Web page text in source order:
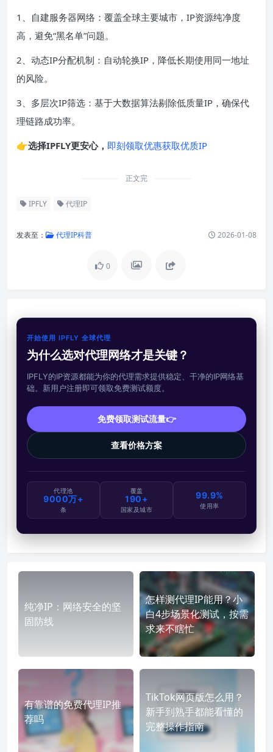
1、自建服务器网络：覆盖全球主要城市，IP资源纯净度
高，避免“黑名单”问题。
2、动态IP分配机制：自动轮换IP，降低长期使用同一地址
的风险。
3、多层次IP筛选：基于大数据算法剔除低质量IP，确保代
理链路成功率。
👉选择IPFLY更安心， 即刻领取优惠获取优质IP
正文完
IPFLY 代理IP
发表至： 代理IP科普 2026-01-08
0
开始使用 IPFLY 全球代理
为什么选对代理网络才是关键？
IPFLY的IP资源都能为你的代理需求提供稳定、干净的IP网络基
础。新用户注册即可领取免费测试额度。
免费领取测试流量👉
查看价格方案
代理池
9000万+
条
覆盖
190+
国家及城市
99.9%
使用率
纯净IP：网络安全的坚
固防线
怎样测代理IP能用？小
白4步场景化测试，按需
求来不瞎忙
有靠谱的免费代理IP推
荐吗
TikTok网页版怎么用？
新手到熟手都能看懂的
完整操作指南